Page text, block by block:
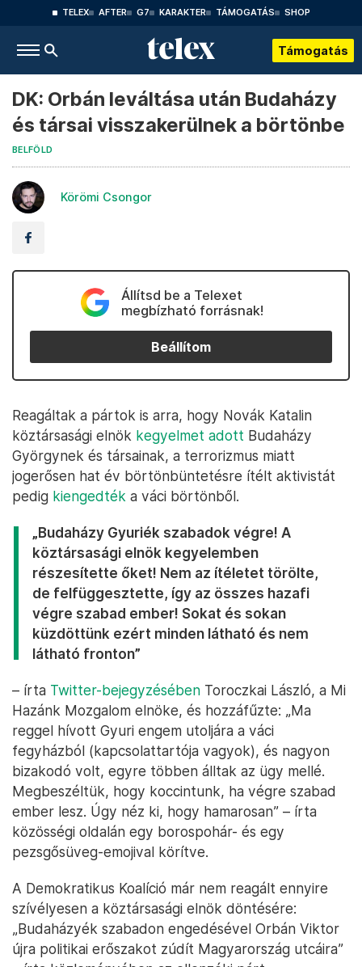
TELEX AFTER G7 KARAKTER TÁMOGATÁS SHOP
Támogatás
DK: Orbán leváltása után Budaházy
és társai visszakerülnek a börtönbe
BELFÖLD
Körömi Csongor
Állítsd be a Telexet
megbízható forrásnak!
Beállítom
Reagáltak a pártok is arra, hogy Novák Katalin
köztársasági elnök kegyelmet adott Budaházy
Györgynek és társainak, a terrorizmus miatt
jogerősen hat év börtönbüntetésre ítélt aktivistát
pedig kiengedték a váci börtönből.
„Budaházy Gyuriék szabadok végre! A
köztársasági elnök kegyelemben
részesítette őket! Nem az ítéletet törölte,
de felfüggesztette, így az összes hazafi
végre szabad ember! Sokat és sokan
küzdöttünk ezért minden látható és nem
látható fronton”
– írta Twitter-bejegyzésében Toroczkai László, a Mi
Hazánk Mozgalom elnöke, és hozzáfűzte: „Ma
reggel hívott Gyuri engem utoljára a váci
fegyházból (kapcsolattartója vagyok), és nagyon
bizakodó volt, egyre többen álltak az ügy mellé.
Megbeszéltük, hogy koccintunk, ha végre szabad
ember lesz. Úgy néz ki, hogy hamarosan” – írta
közösségi oldalán egy borospohár- és egy
pezsgősüveg-emojival körítve.
A Demokratikus Koalíció már nem reagált ennyire
szívélyesen a köztársasági elnök döntésére:
„Budaházyék szabadon engedésével Orbán Viktor
újra politikai erőszakot zúdít Magyarország utcáira”